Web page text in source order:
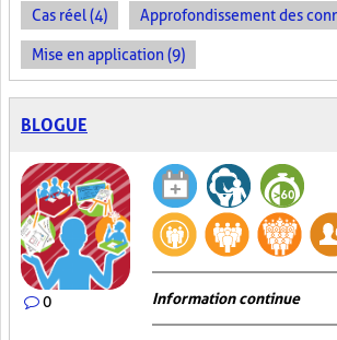
Cas réel (4) Approfondissement des
Mise en application (9)
BLOGUE
0 Information continue